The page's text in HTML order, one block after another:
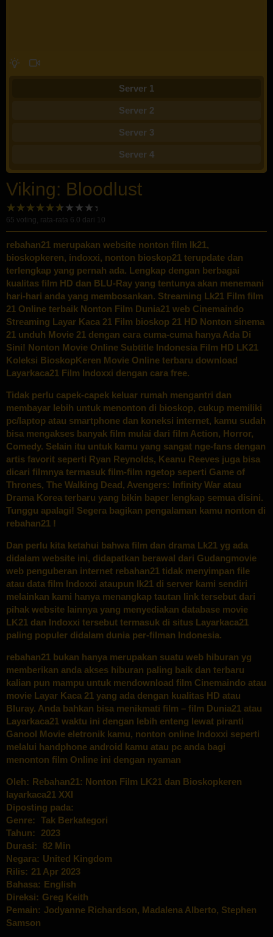
Server 1
Server 2
Server 3
Server 4
Viking: Bloodlust
65 voting, rata-rata 6.0 dari 10
rebahan21 merupakan website nonton film lk21,
bioskopkeren, indoxxi, nonton bioskop21 terupdate dan
terlengkap yang pernah ada. Lengkap dengan berbagai
kualitas film HD dan BLU-Ray yang tentunya akan menemani
hari-hari anda yang membosankan. Streaming Lk21 Film film
21 Online terbaik Nonton Film Dunia21 web Cinemaindo
Streaming Layar Kaca 21 Film bioskop 21 HD Nonton sinema
21 unduh Movie 21 dengan cara cuma-cuma hanya Ada Di
Sini! Nonton Movie Online Subtitle Indonesia Film HD LK21
Koleksi BioskopKeren Movie Online terbaru download
Layarkaca21 Film Indoxxi dengan cara free.
Tidak perlu capek-capek keluar rumah mengantri dan
membayar lebih untuk menonton di bioskop, cukup memiliki
pc/laptop atau smartphone dan koneksi internet, kamu sudah
bisa mengakses banyak film mulai dari film Action, Horror,
Comedy. Selain itu untuk kamu yang sangat nge-fans dengan
artis favorit seperti Ryan Reynolds, Keanu Reeves juga bisa
dicari filmnya termasuk film-film ngetop seperti Game of
Thrones, The Walking Dead, Avengers: Infinity War atau
Drama Korea terbaru yang bikin baper lengkap semua disini.
Tunggu apalagi! Segera bagikan pengalaman kamu nonton di
rebahan21 !
Dan perlu kita ketahui bahwa film dan drama Lk21 yg ada
didalam website ini, didapatkan berawal dari Gudangmovie
web penguberan internet rebahan21 tidak menyimpan file
atau data film Indoxxi ataupun lk21 di server kami sendiri
melainkan kami hanya menangkap tautan link tersebut dari
pihak website lainnya yang menyediakan database movie
LK21 dan Indoxxi tersebut termasuk di situs Layarkaca21
paling populer didalam dunia per-filman Indonesia.
rebahan21 bukan hanya merupakan suatu web hiburan yg
memberikan anda akses hiburan paling baik dan terbaru
kalian pun mampu untuk mendownload film Cinemaindo atau
movie Layar Kaca 21 yang ada dengan kualitas HD atau
Bluray. Anda bahkan bisa menikmati film – film Dunia21 atau
Layarkaca21 waktu ini dengan lebih enteng lewat piranti
Ganool Movie eletronik kamu, nonton online Indoxxi seperti
melalui handphone android kamu atau pc anda bagi
menonton film Online ini dengan nyaman
Oleh: Rebahan21: Nonton Film LK21 dan Bioskopkeren
layarkaca21 XXI
Diposting pada:
Genre: Tak Berkategori
Tahun:
2023
Durasi: 82 Min
Negara: United Kingdom
Rilis: 21 Apr 2023
Bahasa: English
Direksi: Greg Keith
Pemain: Jodyanne Richardson, Madalena Alberto, Stephen
Samson